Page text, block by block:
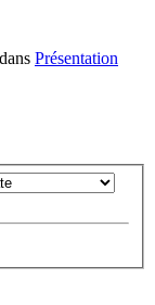
Présentation